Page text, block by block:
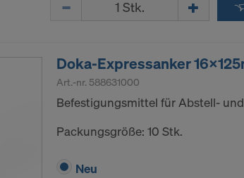
Doka-Expressanker
Art.-nr. 588631000
Befestigungsmittel für Abstell-
Packungsgröße: 10 Stk.
Neu